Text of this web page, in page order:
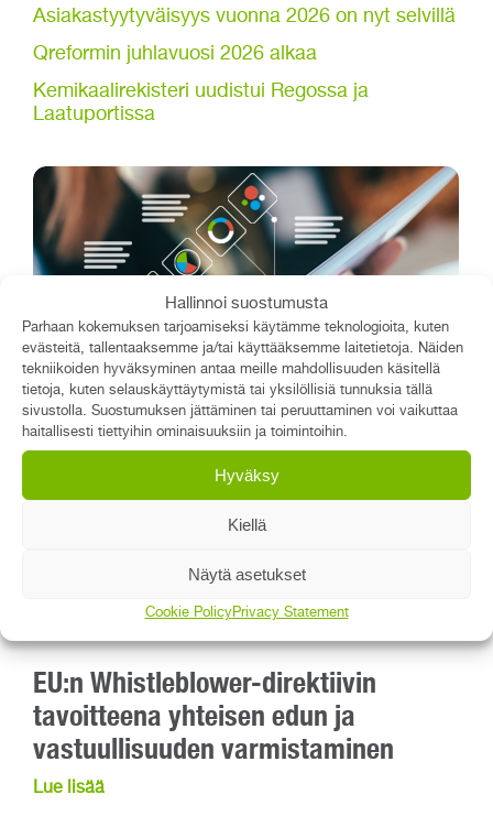
Hallinnoi suostumusta
Parhaan kokemuksen tarjoamiseksi käytämme teknologioita, kuten
evästeitä, tallentaaksemme ja/tai käyttääksemme laitetietoja. Näiden
tekniikoiden hyväksyminen antaa meille mahdollisuuden käsitellä
tietoja, kuten selauskäyttäytymistä tai yksilöllisiä tunnuksia tällä
sivustolla. Suostumuksen jättäminen tai peruuttaminen voi vaikuttaa
haitallisesti tiettyihin ominaisuuksiin ja toimintoihin.
Hyväksy
Kiellä
Näytä asetukset
Cookie PolicyPrivacy Statement
Asiakastyytyväisyys vuonna 2026 on nyt selvillä
Qreformin juhlavuosi 2026 alkaa
Kemikaalirekisteri uudistui Regossa ja
Laatuportissa
Koronavuosi toi riskienhallintaan
aivan uutta näkökulmaa
EU:n Whistleblower-direktiivin
tavoitteena yhteisen edun ja
vastuullisuuden varmistaminen
Lue lisää